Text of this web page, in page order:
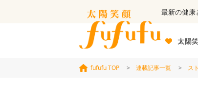
最新の健康
太陽
fufufu TOP > 連載記事一覧 > ス